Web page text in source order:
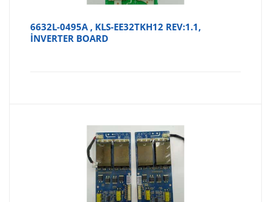
6632L-0495A , KLS-EE32TKH12 REV:1.1,
İNVERTER BOARD